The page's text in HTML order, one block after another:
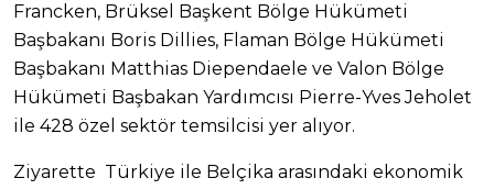
Francken, Brüksel Başkent Bölge Hükümeti
Başbakanı Boris Dillies, Flaman Bölge Hükümeti
Başbakanı Matthias Diependaele ve Valon Bölge
Hükümeti Başbakan Yardımcısı Pierre-Yves Jeholet
ile 428 özel sektör temsilcisi yer alıyor.
Ziyarette Türkiye ile Belçika arasındaki ekonomik